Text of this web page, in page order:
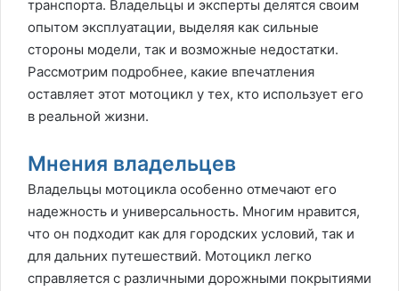
транспорта. Владельцы и эксперты делятся своим
опытом эксплуатации, выделяя как сильные
стороны модели, так и возможные недостатки.
Рассмотрим подробнее, какие впечатления
оставляет этот мотоцикл у тех, кто использует его
в реальной жизни.
Мнения владельцев
Владельцы мотоцикла особенно отмечают его
надежность и универсальность. Многим нравится,
что он подходит как для городских условий, так и
для дальних путешествий. Мотоцикл легко
справляется с различными дорожными покрытиями